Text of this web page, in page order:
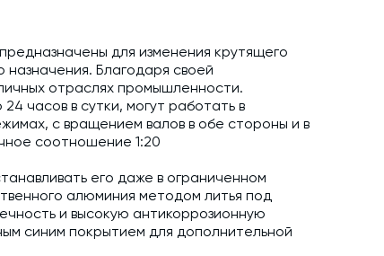
для изменения крутящего
Благодаря своей
отраслях промышленности.
часов в сутки, могут работать в
с вращением валов в обе стороны и в
соотношение 1:20
его даже в ограниченном
алюминия методом литья под
и высокую антикоррозионную
синим покрытием для дополнительной